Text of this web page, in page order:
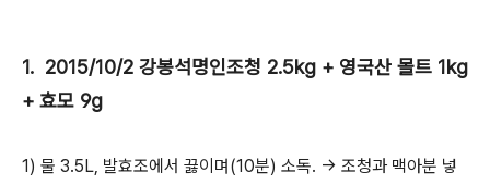
1. 2015/10/2 강봉석명인조청 2.5kg + 영국산 몰트 1kg
+ 효모 9g
1) 물 3.5L, 발효조에서 끓이며(10분) 소독. → 조청과 맥아분 넣